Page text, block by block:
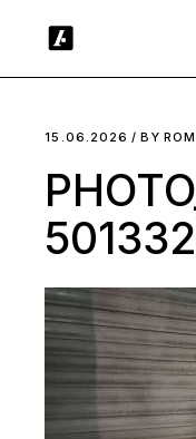
15.06.2026 BY